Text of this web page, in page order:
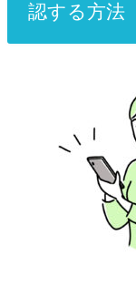
認する方法